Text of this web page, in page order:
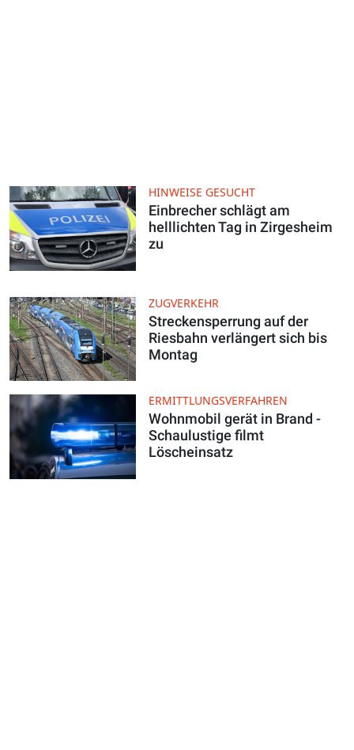
HINWEISE GESUCHT
Einbrecher schlägt am
helllichten Tag in Zirgesheim
zu
ZUGVERKEHR
Streckensperrung auf der
Riesbahn verlängert sich bis
Montag
ERMITTLUNGSVERFAHREN
Wohnmobil gerät in Brand -
Schaulustige filmt
Löscheinsatz